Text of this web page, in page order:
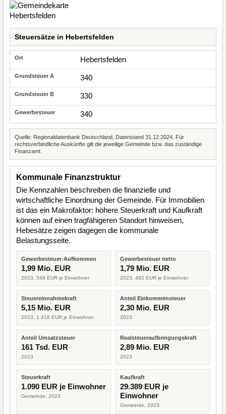
Steuersätze in Hebertsfelden
Hebertsfelden
340
330
340
Quelle: Regionaldatenbank Deutschland, Datenstand 31.12.2024. Für
rechtsverbindliche Auskünfte gilt die jeweilige Gemeinde bzw. das zuständige
Finanzamt.
Kommunale Finanzstruktur
Die Kennzahlen beschreiben die finanzielle und
wirtschaftliche Einordnung der Gemeinde. Für Immobilien
ist das ein Makrofaktor: höhere Steuerkraft und Kaufkraft
können auf einen tragfähigeren Standort hinweisen,
Hebesätze zeigen dagegen die kommunale
Belastungsseite.
Gewerbesteuer-Aufkommen
1,99 Mio. EUR
2023, 548 EUR je Einwohner
Gewerbesteuer netto
1,79 Mio. EUR
2023, 492 EUR je Einwohner
Steuereinnahmekraft
5,15 Mio. EUR
2023, 1.418 EUR je Einwohner
Anteil Einkommensteuer
2,30 Mio. EUR
2023
Anteil Umsatzsteuer
161 Tsd. EUR
2023
Realsteueraufbringungskraft
2,89 Mio. EUR
2023
Steuerkraft
1.090 EUR je Einwohner
Gemeinde, 2023
Kaufkraft
29.389 EUR je
Einwohner
Gemeinde, 2023